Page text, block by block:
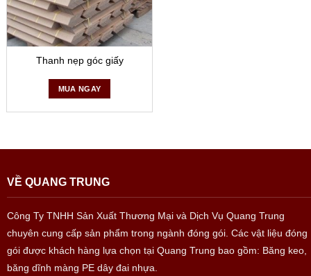
Thanh nẹp góc giấy
MUA NGAY
VỀ QUANG TRUNG
Công Ty TNHH Sản Xuất Thương Mại và Dịch Vụ Quang Trung
chuyên cung cấp sản phẩm trong ngành đóng gói. Các vật liệu đóng
gói được khách hàng lựa chọn tại Quang Trung bao gồm: Băng keo,
băng dĩnh màng PE dây đai nhựa.